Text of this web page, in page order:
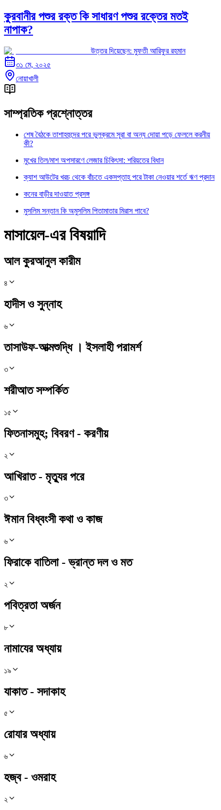
কুরবানীর পশুর রক্ত কি সাধারণ পশুর রক্তের মতই
নাপাক?
উত্তর দিয়েছেন: মুফতী আরিফুর রহমান
৩১ মে, ২০২৫
নোয়াখালী
সাম্প্রতিক প্রশ্নোত্তর
শেষ বৈঠকে তাশাহহুদের পরে ভুলক্রমে সূরা বা অন্য দোয়া পড়ে ফেললে করনীয়
কী?
মুখের তিল/মাশ অপসারণে লেজার চিকিৎসা: শরিয়তের বিধান
ক্যাশ আউটের খরচ থেকে বাঁচতে একসপ্তাহ পরে টাকা নেওয়ার শর্তে ঋণ প্রদান
কনের বাড়ীর দাওয়াত প্রসঙ্গ
মুসলিম সন্তান কি অমুসলিম পিতামাতার মিরাস পাবে?
মাসায়েল-এর বিষয়াদি
আল কুরআনুল কারীম
৪
হাদীস ও সুন্নাহ
৬
তাসাউফ-আত্মশুদ্ধি । ইসলাহী পরামর্শ
৩
শরীআত সম্পর্কিত
১৫
ফিতনাসমুহ; বিবরণ - করণীয়
২
আখিরাত - মৃত্যুর পরে
৩
ঈমান বিধ্বংসী কথা ও কাজ
৬
ফিরাকে বাতিলা - ভ্রান্ত দল ও মত
২
পবিত্রতা অর্জন
৮
নামাযের অধ্যায়
১৯
যাকাত - সদাকাহ
৫
রোযার অধ্যায়
৬
হজ্ব - ওমরাহ
২